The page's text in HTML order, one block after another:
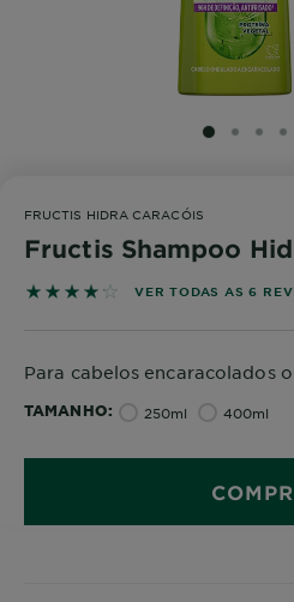
SLIDE 1
FRUCTIS HIDRA CARACÓIS
Fructis Shampoo
4.1667 out of 5 stars based
VER TODAS AS 6
Para cabelos encaracolados
TAMANHO 250ml 400ml